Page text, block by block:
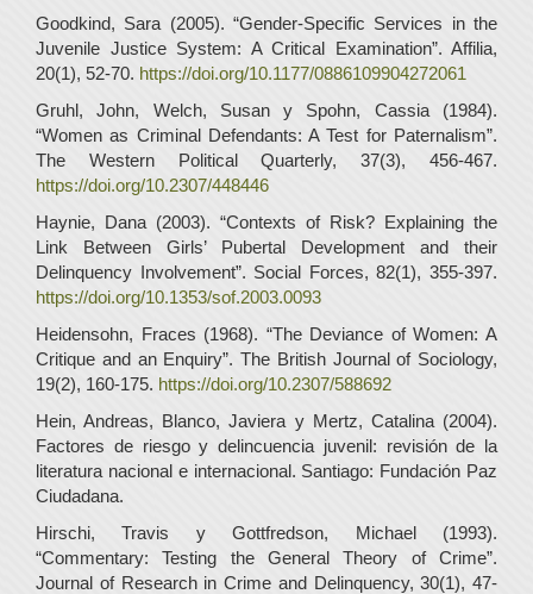
Goodkind, Sara (2005). “Gender-Specific Services in the
Juvenile Justice System: A Critical Examination”. Affilia,
20(1), 52-70. https://doi.org/10.1177/0886109904272061
Gruhl, John, Welch, Susan y Spohn, Cassia (1984).
“Women as Criminal Defendants: A Test for Paternalism”.
The Western Political Quarterly, 37(3), 456-467.
https://doi.org/10.2307/448446
Haynie, Dana (2003). “Contexts of Risk? Explaining the
Link Between Girls’ Pubertal Development and their
Delinquency Involvement”. Social Forces, 82(1), 355-397.
https://doi.org/10.1353/sof.2003.0093
Heidensohn, Fraces (1968). “The Deviance of Women: A
Critique and an Enquiry”. The British Journal of Sociology,
19(2), 160-175. https://doi.org/10.2307/588692
Hein, Andreas, Blanco, Javiera y Mertz, Catalina (2004).
Factores de riesgo y delincuencia juvenil: revisión de la
literatura nacional e internacional. Santiago: Fundación Paz
Ciudadana.
Hirschi, Travis y Gottfredson, Michael (1993).
“Commentary: Testing the General Theory of Crime”.
Journal of Research in Crime and Delinquency, 30(1), 47-